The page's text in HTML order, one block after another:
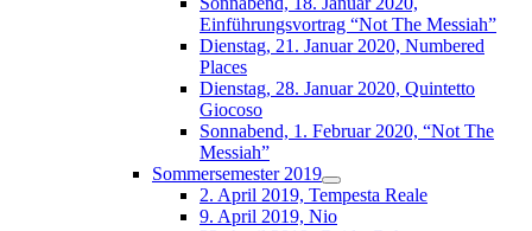
Einführungsvortrag “Not The Messiah”
Dienstag, 21. Januar 2020, Numbered
Places
Dienstag, 28. Januar 2020, Quintetto
Giocoso
Sonnabend, 1. Februar 2020, “Not The
Messiah”
Sommersemester 2019
2. April 2019, Tempesta Reale
9. April 2019, Nio